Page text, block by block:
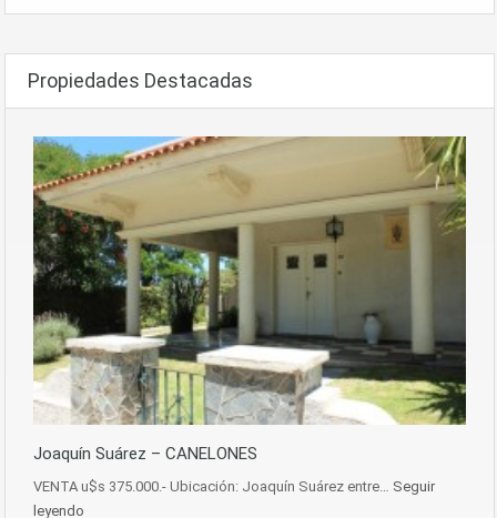
Propiedades Destacadas
Joaquín Suárez – CANELONES
VENTA u$s 375.000.- Ubicación: Joaquín Suárez entre… Seguir
leyendo